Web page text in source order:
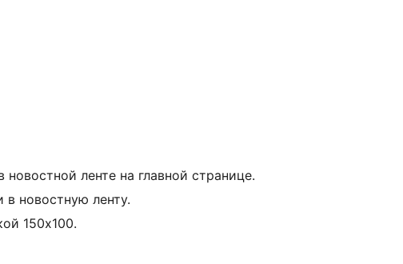
ленте на главной странице.
новостную ленту.
150х100.